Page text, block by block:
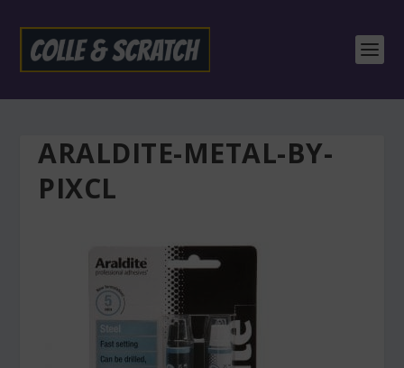
ARALDITE-METAL-BY-
PIXCL